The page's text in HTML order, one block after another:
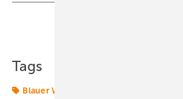
Tags
Blauer Wasserstoff